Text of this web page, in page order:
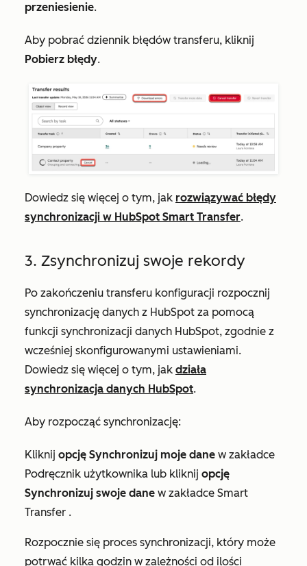
przeniesienie.
Aby pobrać dziennik błędów transferu, kliknij
Pobierz błędy.
Dowiedz się więcej o tym, jak rozwiązywać błędy
synchronizacji w HubSpot Smart Transfer.
3. Zsynchronizuj swoje rekordy
Po zakończeniu transferu konfiguracji rozpocznij
synchronizację danych z HubSpot za pomocą
funkcji synchronizacji danych HubSpot, zgodnie z
wcześniej skonfigurowanymi ustawieniami.
Dowiedz się więcej o tym, jak działa
synchronizacja danych HubSpot.
Aby rozpocząć synchronizację:
Kliknij opcję Synchronizuj moje dane w zakładce
Podręcznik użytkownika lub kliknij opcję
Synchronizuj swoje dane w zakładce Smart
Transfer .
Rozpocznie się proces synchronizacji, który może
potrwać kilka godzin w zależności od ilości